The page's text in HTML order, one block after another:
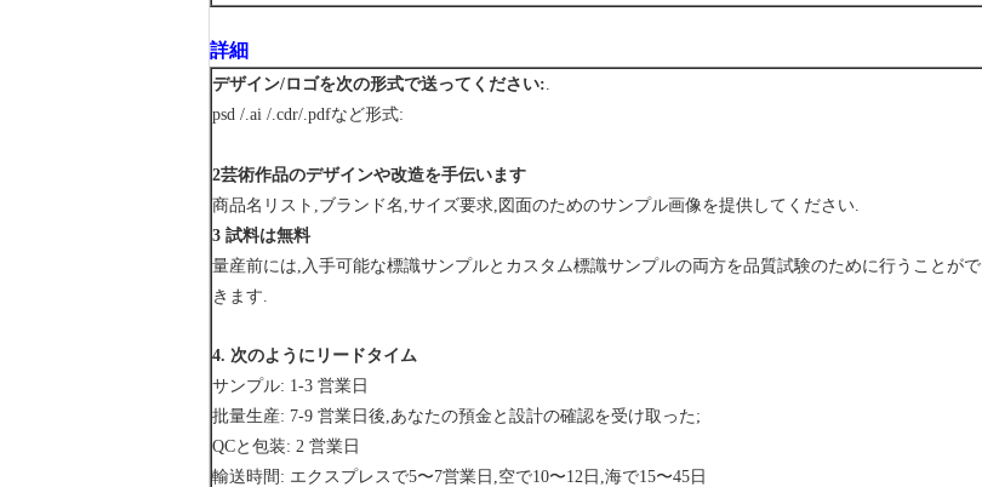
詳細
デザイン/ロゴを次の形式で送ってください:.
psd /.ai /.cdr/.pdfなど形式:
2芸術作品のデザインや改造を手伝います
商品名リスト,ブランド名,サイズ要求,図面のためのサンプル画像を提供してください.
3 試料は無料
量産前には,入手可能な標識サンプルとカスタム標識サンプルの両方を品質試験のために行うことがで
きます.
4. 次のようにリードタイム
サンプル: 1-3 営業日
批量生産: 7-9 営業日後,あなたの預金と設計の確認を受け取った;
QCと包装: 2 営業日
輸送時間: エクスプレスで5〜7営業日,空で10〜12日,海で15〜45日